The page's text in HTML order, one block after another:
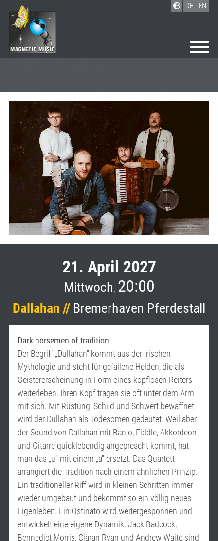
DE EN
21. April 2027
Mittwoch, 20:00
Dallahan // Bremerhaven Pferdestall
Dark horsemen of tradition
Der Begriff „Dullahan“ kommt aus der irischen
Mythologie und steht für gefallene Helden, die als
Geistererscheinung in Form eines kopflosen Reiters
weiterleben. Ihren Kopf tragen sie oft unter dem Arm
mit sich. Mit Rüstung, Schild und Schwert bewaffnet
wird der Dullahan als Todesomen gedeutet. Weil aber
der Sound von Dallahan mit Banjo, Fiddle, Akkordeon
und Gitarre quicklebendig angeprescht kommt, hat
man das „u“ mit einem „a“ ersetzt. Das Quartett
arrangiert die Tradition nach einem ähnlichen Prinzip.
Ein traditioneller Riff wird in kleinen Schritten immer
wieder umgebaut und bekommt so ein völlig neues
Eigenleben. Ein Ostinato wird weitergesponnen und
entwickelt eine eigene Dynamik. Jack Badcock,
Bennedict Morris, Ciaran Ryan und Andrew Waite sind